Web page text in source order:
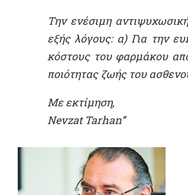
Την ενέσιμη
εξής λόγους: α) Για την
κόστους του φαρμάκου
ποιότητας ζωής του
Με εκτίμηση,
Nevzat Tarhan”